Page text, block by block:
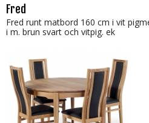
Fred
Fred runt matbord 160 cm i vit
i m. brun svart och vitpig. ek